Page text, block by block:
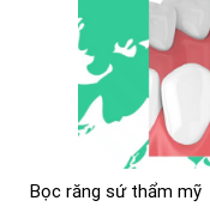
TRẢ LỜI
NHỮNG TRƯỜNG
cũng dán sứ được)
Bọc răng sứ có bị hôi
Bọc răng sứ thẩm mỹ